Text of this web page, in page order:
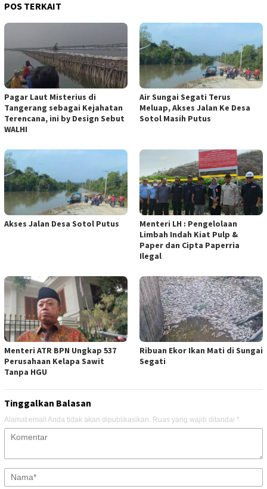
POS TERKAIT
Pagar Laut Misterius di
Tangerang sebagai Kejahatan
Terencana, ini by Design Sebut
WALHI
Air Sungai Segati Terus
Meluap, Akses Jalan Ke Desa
Sotol Masih Putus
Akses Jalan Desa Sotol Putus
Menteri LH : Pengelolaan
Limbah Indah Kiat Pulp &
Paper dan Cipta Paperria
Ilegal
Menteri ATR BPN Ungkap 537
Perusahaan Kelapa Sawit
Tanpa HGU
Ribuan Ekor Ikan Mati di Sungai
Segati
Tinggalkan Balasan
Alamat email Anda tidak akan dipublikasikan. Ruas yang wajib ditandai *